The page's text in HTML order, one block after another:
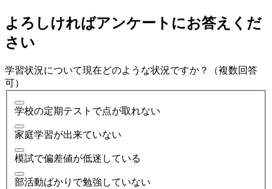
よろしければアンケートにお答えくだ
さい
学習状況について現在どのような状況ですか？（複数回答
可）
学校の定期テストで点が取れない
家庭学習が出来ていない
模試で偏差値が低迷している
部活動ばかりで勉強していない